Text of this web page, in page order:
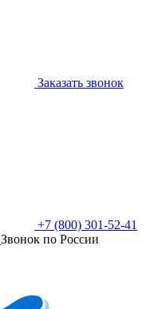
Заказать звонок
+7 (800) 301-52-41
Звонок по России